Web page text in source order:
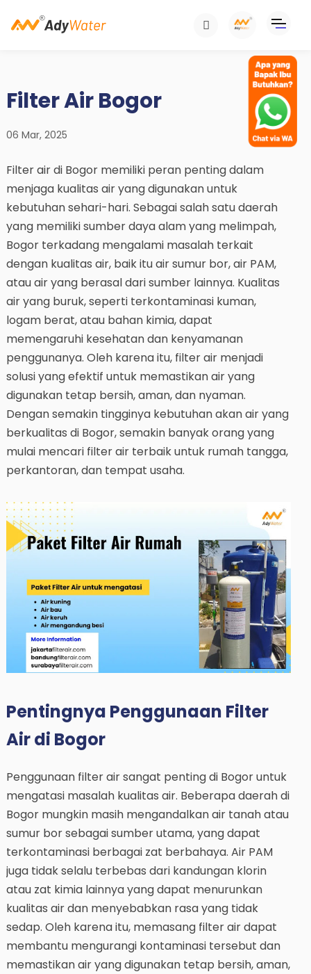
Filter Air Bogor
06 Mar, 2025
Filter air di Bogor memiliki peran penting dalam
menjaga kualitas air yang digunakan untuk
kebutuhan sehari-hari. Sebagai salah satu daerah
yang memiliki sumber daya alam yang melimpah,
Bogor terkadang mengalami masalah terkait
dengan kualitas air, baik itu air sumur bor, air PAM,
atau air yang berasal dari sumber lainnya. Kualitas
air yang buruk, seperti terkontaminasi kuman,
logam berat, atau bahan kimia, dapat
memengaruhi kesehatan dan kenyamanan
penggunanya. Oleh karena itu, filter air menjadi
solusi yang efektif untuk memastikan air yang
digunakan tetap bersih, aman, dan nyaman.
Dengan semakin tingginya kebutuhan akan air yang
berkualitas di Bogor, semakin banyak orang yang
mulai mencari filter air terbaik untuk rumah tangga,
perkantoran, dan tempat usaha.
Pentingnya Penggunaan Filter
Air di Bogor
Penggunaan filter air sangat penting di Bogor untuk
mengatasi masalah kualitas air. Beberapa daerah di
Bogor mungkin masih mengandalkan air tanah atau
sumur bor sebagai sumber utama, yang dapat
terkontaminasi berbagai zat berbahaya. Air PAM
juga tidak selalu terbebas dari kandungan klorin
atau zat kimia lainnya yang dapat menurunkan
kualitas air dan menyebabkan rasa yang tidak
sedap. Oleh karena itu, memasang filter air dapat
membantu mengurangi kontaminasi tersebut dan
memastikan air yang digunakan tetap bersih, aman,